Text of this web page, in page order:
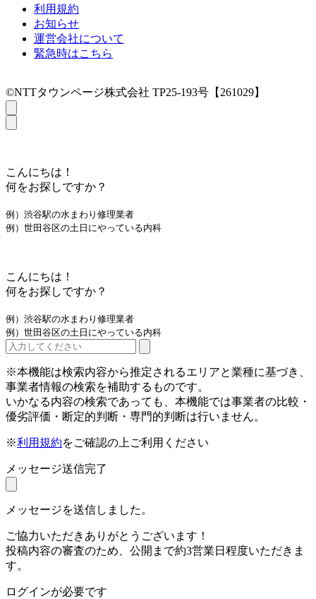
利用規約
お知らせ
運営会社について
緊急時はこちら
©NTTタウンページ株式会社 TP25-193号【261029】
こんにちは！
何をお探しですか？
例）渋谷駅の水まわり修理業者
例）世田谷区の土日にやっている内科
こんにちは！
何をお探しですか？
例）渋谷駅の水まわり修理業者
例）世田谷区の土日にやっている内科
※本機能は検索内容から推定されるエリアと業種に基づき、
事業者情報の検索を補助するものです。
いかなる内容の検索であっても、本機能では事業者の比較・
優劣評価・断定的判断・専門的判断は行いません。
※利用規約をご確認の上ご利用ください
メッセージ送信完了
メッセージを送信しました。
ご協力いただきありがとうございます！
投稿内容の審査のため、公開まで約3営業日程度いただきま
す。
ログインが必要です